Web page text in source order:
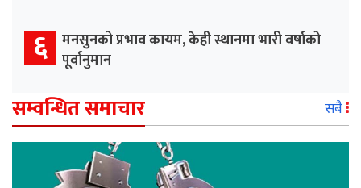
६ मनसुनको प्रभाव कायम, केही स्थानमा भारी वर्षाको
पूर्वानुमान
सम्वन्धित समाचार सबै